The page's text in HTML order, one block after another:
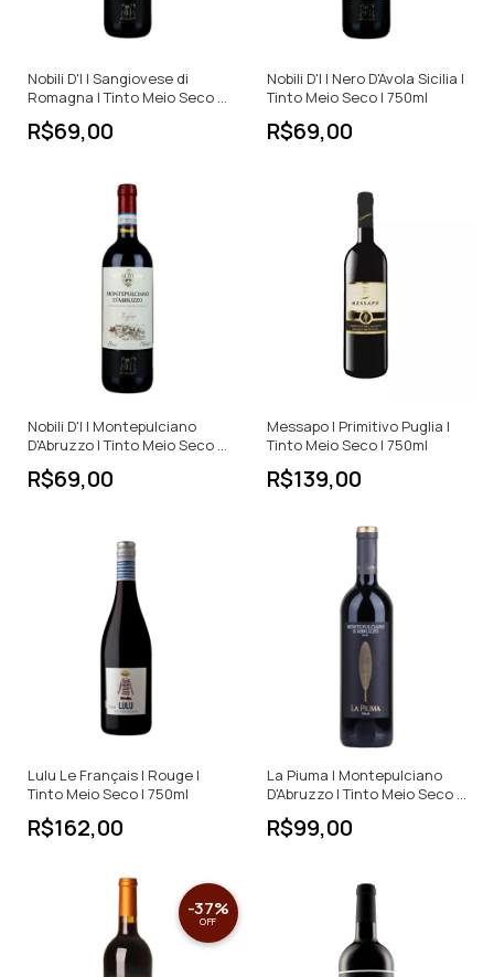
Nobili D'I | Sangiovese di
Romagna | Tinto Meio Seco |
R$69,00
Nobili D'I | Nero D'Avola Sicilia |
Tinto Meio Seco | 750ml
R$69,00
Nobili D'I | Montepulciano
D'Abruzzo | Tinto Meio Seco |
750ml
R$69,00
Messapo | Primitivo Puglia |
Tinto Meio Seco | 750ml
R$139,00
Lulu Le Français | Rouge |
Tinto Meio Seco | 750ml
R$162,00
La Piuma | Montepulciano
D'Abruzzo | Tinto Meio Seco |
R$99,00
-37%
OFF